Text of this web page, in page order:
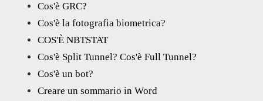
Cos'è GRC?
Cos'è la fotografia biometrica?
COS'È NBTSTAT
Cos'è Split Tunnel? Cos'è Full Tunnel?
Cos'è un bot?
Creare un sommario in Word